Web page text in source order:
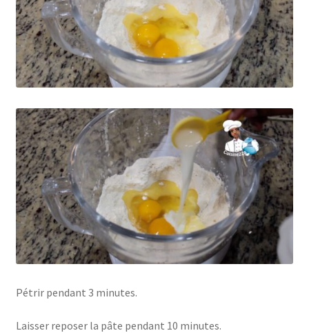
Pétrir pendant 3 minutes.
Laisser reposer la pâte pendant 10 minutes.